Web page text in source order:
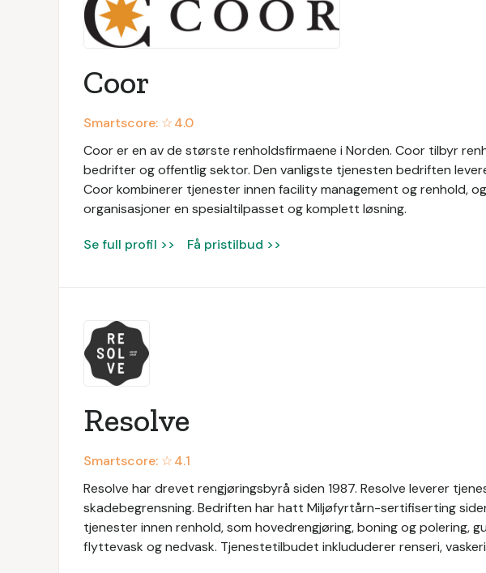
Coor
Smartscore: ☆4.0
Coor er en av de største renholdsfirmaene i Norden. Coor tilbyr
bedrifter og offentlig sektor. Den vanligste tjenesten bedriften
Coor kombinerer tjenester innen facility management og renhold,
organisasjoner en spesialtilpasset og komplett løsning.
Se full profil >> Få pristilbud >>
Resolve
Smartscore: ☆4.1
Resolve har drevet rengjøringsbyrå siden 1987. Resolve leverer
skadebegrensning. Bedriften har hatt Miljøfyrtårn-sertifiserting
tjenester innen renhold, som hovedrengjøring, boning og polering,
flyttevask og nedvask. Tjenestetilbudet inklududerer renseri, vaskeri